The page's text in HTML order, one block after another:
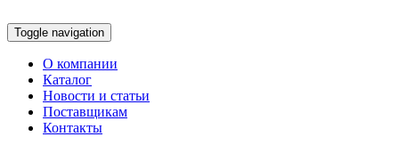
Toggle navigation
О компании
Каталог
Новости и статьи
Поставщикам
Контакты